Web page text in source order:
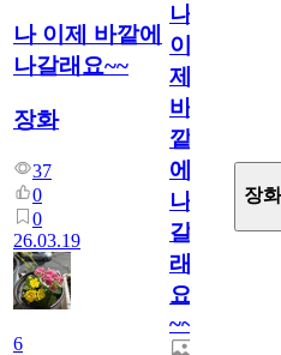
나 이제 바깥에
나갈래요~~
장화
37
0
0
26.03.19
6
나
이
제
바
깥
에
나
갈
래
요
~~
장화